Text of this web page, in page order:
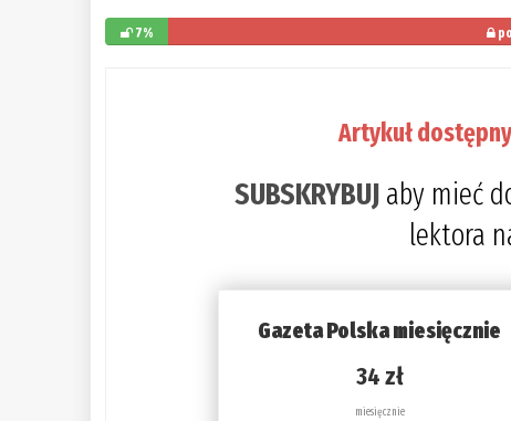
7%
Artykuł
SUBSKRYBUJ aby mieć
lektora
Gazeta Polska miesięcznie
34 zł
miesięcznie